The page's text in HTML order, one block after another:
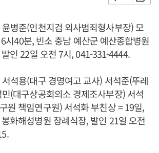
병준(인천지검 외사범죄형사부장) 모
시40분, 빈소 충남 예산군 예산종합병원
인 22일 오전 7시, 041-331-4444.
석용(대구 경명여고 교사) 서석준(뚜레
(대구상공회의소 경제조사부장) 서석
원 책임연구원) 서석화 부친상 = 19일,
화해성병원 장례식장, 발인 21일 오전